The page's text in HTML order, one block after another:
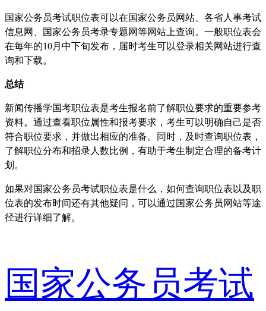
国家公务员考试职位表可以在国家公务员网站、各省人事考试
信息网、国家公务员考录专题网等网站上查询。一般职位表会
在每年的10月中下旬发布，届时考生可以登录相关网站进行查
询和下载。
总结
新闻传播学国考职位表是考生报名前了解职位要求的重要参考
资料。通过查看职位属性和报考要求，考生可以明确自己是否
符合职位要求，并做出相应的准备。同时，及时查询职位表，
了解职位分布和招录人数比例，有助于考生制定合理的备考计
划。
如果对国家公务员考试职位表是什么，如何查询职位表以及职
位表的发布时间还有其他疑问，可以通过国家公务员网站等途
径进行详细了解。
国家公务员考试